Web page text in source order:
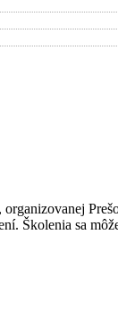
Školenia sa